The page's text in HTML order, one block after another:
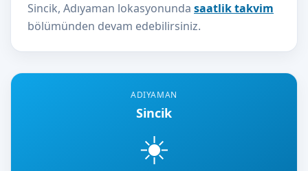
ADIYAMAN
Sincik
☀️
Sincik, Adıyaman lokasyonunda saatlik takvim
bölümünden devam edebilirsiniz.